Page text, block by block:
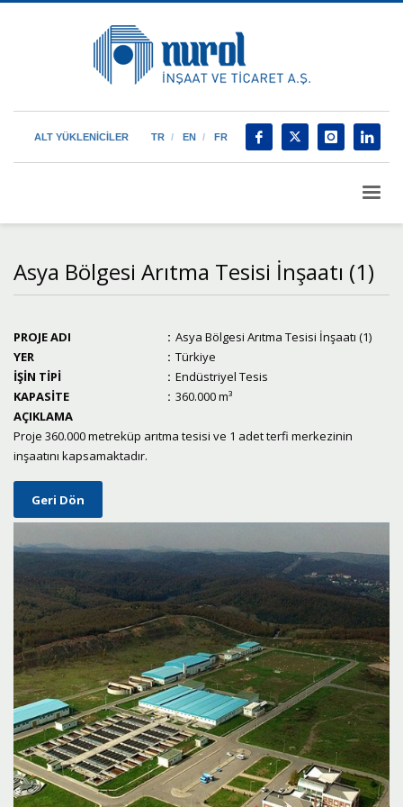
ALT YÜKLENİCİLER TR EN FR
Asya Bölgesi Arıtma Tesisi İnşaatı (1)
PROJE ADI : Asya Bölgesi Arıtma Tesisi İnşaatı (1)
YER
: Türkiye
İŞİN TİPİ
: Endüstriyel Tesis
KAPASİTE
: 360.000 m³
AÇIKLAMA
Proje 360.000 metreküp arıtma tesisi ve 1 adet terfi merkezinin
inşaatını kapsamaktadır.
Geri Dön